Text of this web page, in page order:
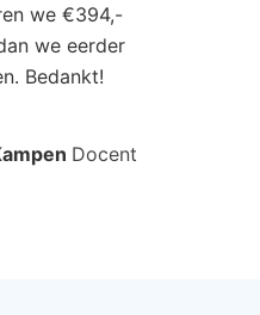
we €394,-
we eerder
Bedankt!
Docent